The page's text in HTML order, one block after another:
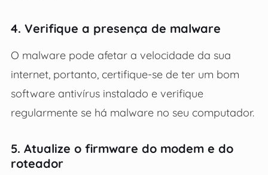
4. Verifique a presença de malware
O malware pode afetar a velocidade da sua
internet, portanto, certifique-se de ter um bom
software antivírus instalado e verifique
regularmente se há malware no seu computador.
5. Atualize o firmware do modem e do
roteador